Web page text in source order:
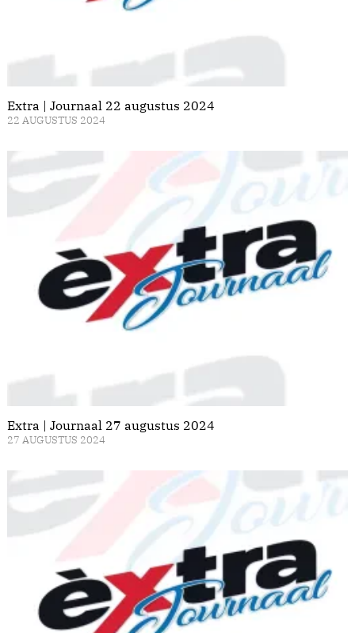
Extra | Journaal 22 augustus 2024
22 AUGUSTUS 2024
Extra | Journaal 27 augustus 2024
27 AUGUSTUS 2024